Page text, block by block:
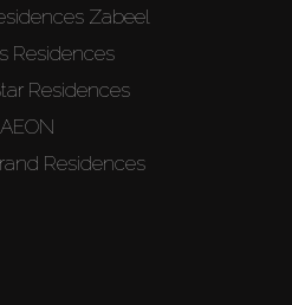
Zabeel
Residences
Residences
AEON
Residences